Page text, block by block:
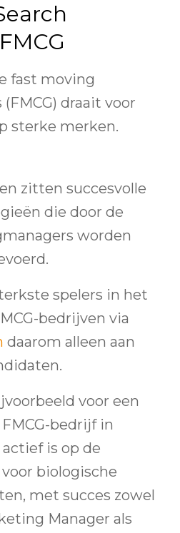
fast moving
draait voor
sterke merken.
zitten succesvolle
die door de
worden
spelers in het
bedrijven via
daarom alleen aan
voor een
bedrijf in
actief is op de
biologische
met succes zowel
Manager als